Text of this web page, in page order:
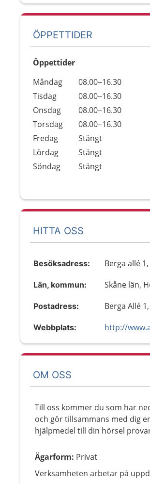
ÖPPETTIDER
Öppettider
Dag
Öppettider
Kommentarer
Måndag
08.00–16.30
Tisdag
08.00–16.30
Onsdag
08.00–16.30
Torsdag
08.00–16.30
Fredag
Stängt
Lördag
Stängt
Söndag
Stängt
HITTA OSS
Besöksadress: Berga allé
Län, kommun: Skåne län,
Postadress: Berga Allé
Webbplats: http://
OM OSS
Till oss kommer du som har
och gör tillsammans med dig
hjälpmedel till din hörsel
Ägarform: Privat
Verksamheten arbetar på